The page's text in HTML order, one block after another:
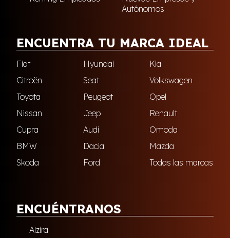
Autónomos
ENCUENTRA TU MARCA IDEAL
Fiat Hyundai
Kia
Citroën
Seat
Volkswagen
Toyota
Peugeot
Opel
Nissan
Jeep
Renault
Cupra
Audi
Omoda
BMW
Dacia
Mazda
Skoda
Ford Todas las marcas
ENCUÉNTRANOS
Alzira